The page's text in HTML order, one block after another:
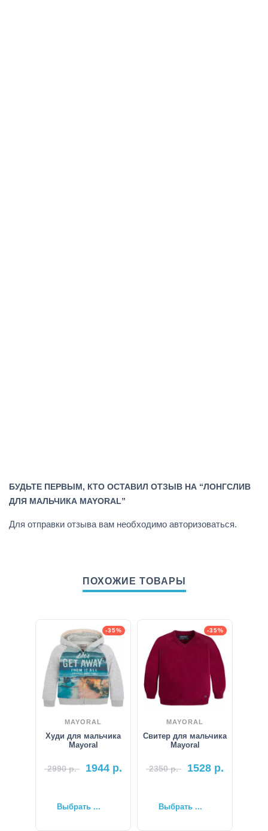
БУДЬТЕ ПЕРВЫМ, КТО ОСТАВИЛ ОТЗЫВ НА “ЛОНГСЛИВ
ДЛЯ МАЛЬЧИКА MAYORAL”
Для отправки отзыва вам необходимо авторизоваться.
ПОХОЖИЕ ТОВАРЫ
-35%
MAYORAL
Худи для мальчика
Mayoral
2990р. 1944 р.
Выбрать ...
-35%
MAYORAL
Свитер для мальчика
Mayoral
2350р. 1528 р.
Выбрать ...